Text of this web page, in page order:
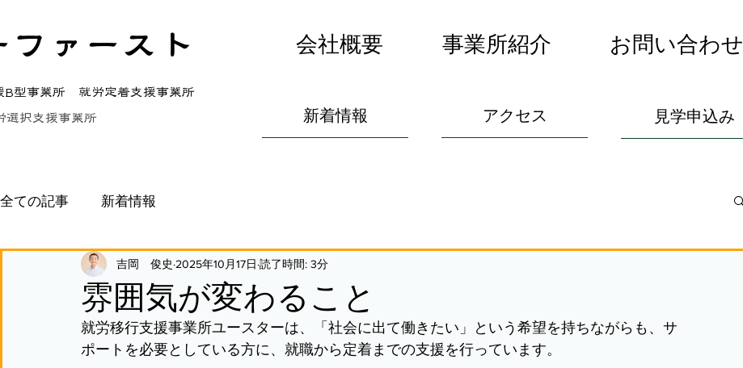
ァースト
型事業所 就労定着支援事業所
択支援事業所
会社概要 事業所紹介 お問い合わせ
新着情報 アクセス 見学申込み
全ての記事 新着情報
雰囲気が変わること
吉岡 俊史 2025年10月17日 読了時間: 3分
就労移行支援事業所ユースターは、「社会に出て働きたい」という希望を持ちながらも、サ
ポートを必要としている方に、就職から定着までの支援を行っています。